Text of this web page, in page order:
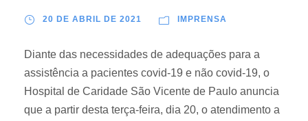
20 DE ABRIL DE 2021 IMPRENSA
Diante das necessidades de adequações para a
assistência a pacientes covid-19 e não covid-19, o
Hospital de Caridade São Vicente de Paulo anuncia
que a partir desta terça-feira, dia 20, o atendimento a